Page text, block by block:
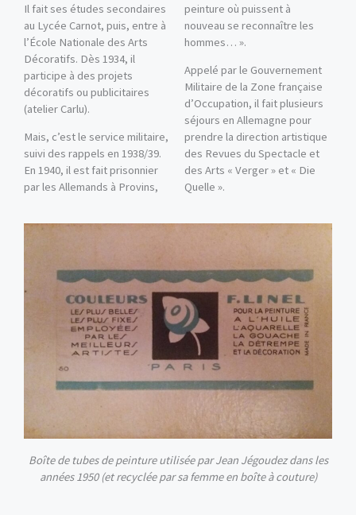
Il fait ses études secondaires
au Lycée Carnot, puis, entre à
l’École Nationale des Arts
Décoratifs. Dès 1934, il
participe à des projets
décoratifs ou publicitaires
(atelier Carlu).
Mais, c’est le service militaire,
suivi des rappels en 1938/39.
En 1940, il est fait prisonnier
par les Allemands à Provins,
peinture où puissent à
nouveau se reconnaître les
hommes… ».
Appelé par le Gouvernement
Militaire de la Zone française
d’Occupation, il fait plusieurs
séjours en Allemagne pour
prendre la direction artistique
des Revues du Spectacle et
des Arts « Verger » et « Die
Quelle ».
Boîte de tubes de peinture utilisée par Jean Jégoudez dans les
années 1950 (et recyclée par sa femme en boîte à couture)